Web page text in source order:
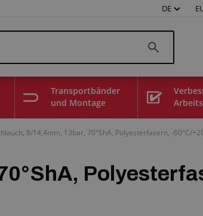
DE
Transportbänder
und Montage
8/14,4mm, 13bar, 70°ShA, Polyesterfasern, -60°C/